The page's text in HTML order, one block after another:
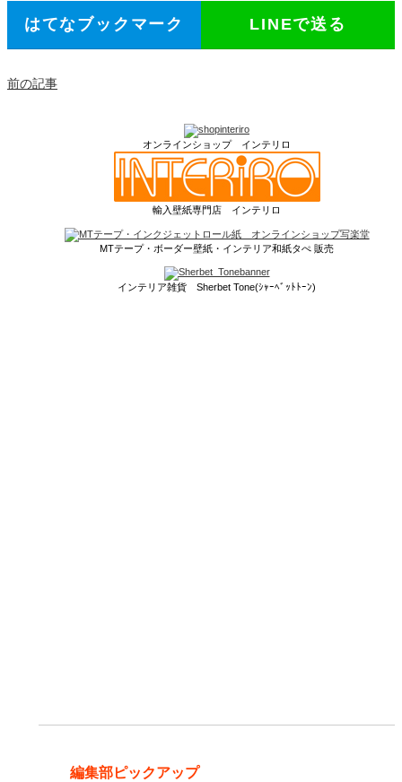
はてなブックマーク LINEで送る
前の記事
オンラインショップ インテリロ
輸入壁紙専門店 インテリロ
MTテープ・ボーダー壁紙・インテリア和紙タぺ 販売
インテリア雑貨 Sherbet Tone(ｼｬｰﾍﾞｯﾄﾄｰﾝ)
編集部ピックアップ